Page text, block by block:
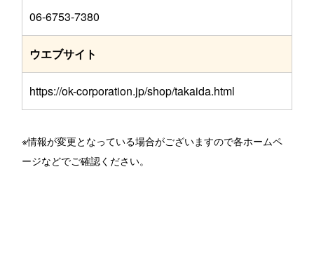
06-6753-7380
ウエブサイト
https://ok-corporation.jp/shop/takaida.html
※情報が変更となっている場合がございますので各ホームペ
ージなどでご確認ください。